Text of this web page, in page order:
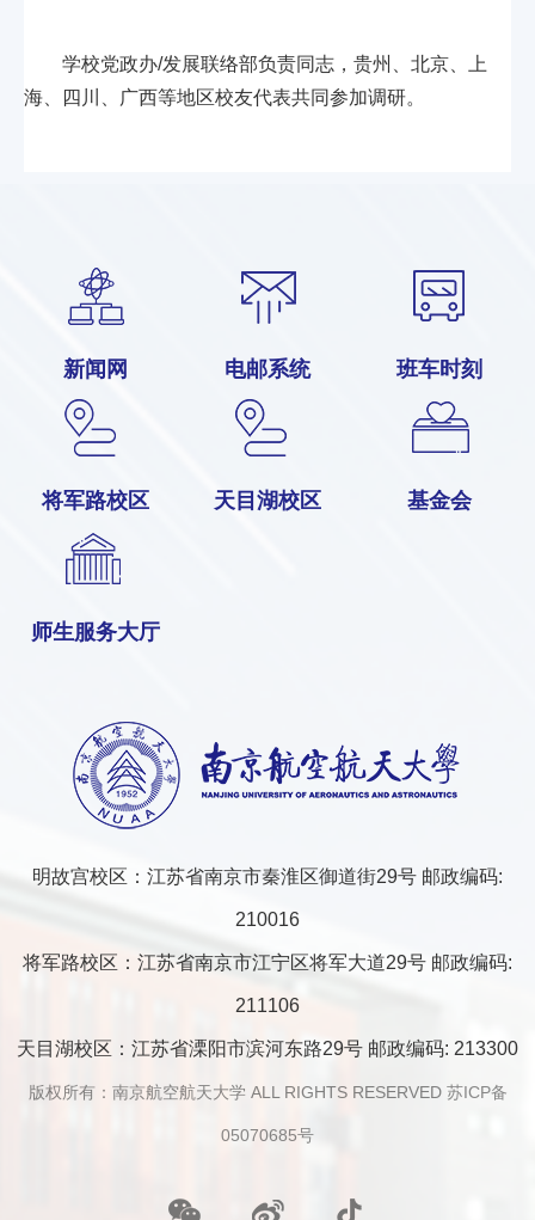
学校党政办/发展联络部负责同志，贵州、北京、上
海、四川、广西等地区校友代表共同参加调研。
新闻网 电邮系统 班车时刻
将军路校区 天目湖校区 基金会
师生服务大厅
明故宫校区：江苏省南京市秦淮区御道街29号 邮政编码:
210016
将军路校区：江苏省南京市江宁区将军大道29号 邮政编码:
211106
天目湖校区：江苏省溧阳市滨河东路29号 邮政编码: 213300
版权所有：南京航空航天大学 ALL RIGHTS RESERVED 苏ICP备
05070685号